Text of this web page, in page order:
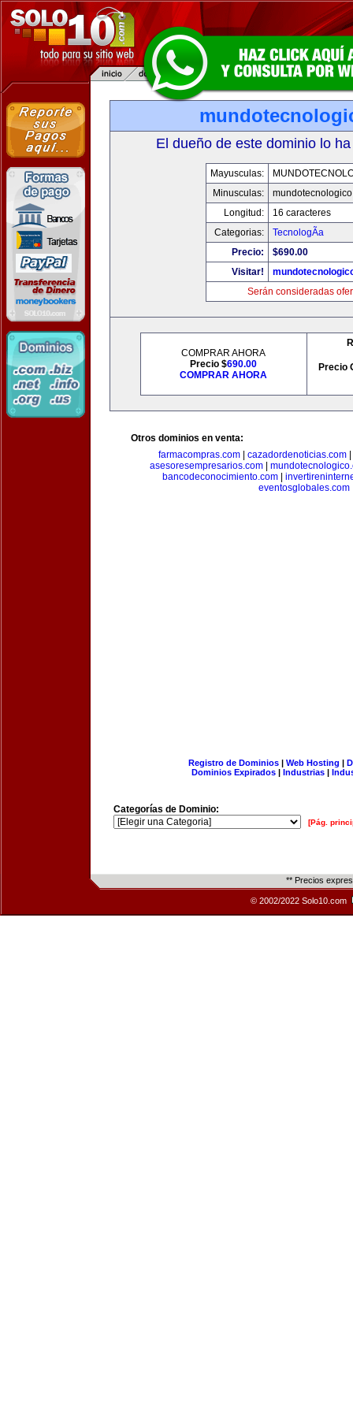
El dueño de este dominio lo
Mayusculas:
Minusculas:
Longitud:
16 caracteres
Categorias:
TecnologÃ­a
Precio:
$690.00
Visitar!
Serán consideradas
COMPRAR AHORA
Precio $690.00
COMPRAR AHORA
Precio
Otros dominios en venta:
farmacompras.com
cazadordenoticias.com
asesoresempresarios.com
bancodeconocimiento.com
eventosglobales.com
Registro de Dominios| Web Hosting |
Dominios Expirados | Industrias |
Categorías de Dominio:
[Pág.
** Precios
© 2002/2022 Solo10.com